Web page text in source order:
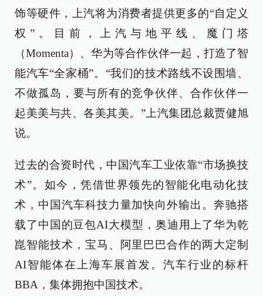
饰等硬件，上汽将为消费者提供更多的“自定义
权”。目前，上汽与地平线、魔门塔
（Momenta）、华为等合作伙伴一起，打造了智
能汽车“全家桶”。“我们的技术路线不设围墙、
不做孤岛，要与所有的竞争伙伴、合作伙伴一
起美美与共、各美其美。”上汽集团总裁贾健旭
说。
过去的合资时代，中国汽车工业依靠“市场换技
术”。如今，凭借世界领先的智能化电动化技
术，中国汽车科技力量加快向外输出。奔驰搭
载了中国的豆包AI大模型，奥迪用上了华为乾
崑智能技术，宝马、阿里巴巴合作的两大定制
AI智能体在上海车展首发。汽车行业的标杆
BBA，集体拥抱中国技术。